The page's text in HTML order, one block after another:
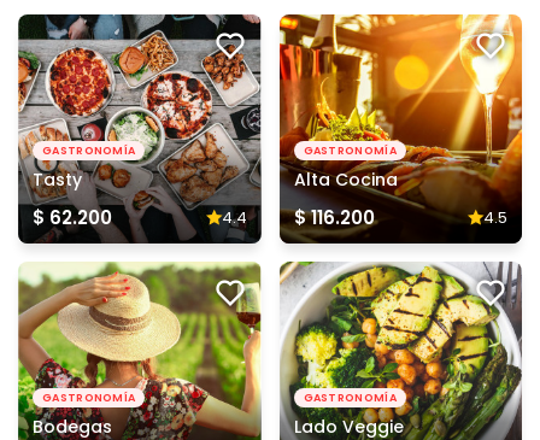
GASTRONOMÍA
Tasty
$ 62.200 4.4
GASTRONOMÍA
Alta Cocina
$ 116.200 4.5
GASTRONOMÍA
Bodegas
GASTRONOMÍA
Lado Veggie